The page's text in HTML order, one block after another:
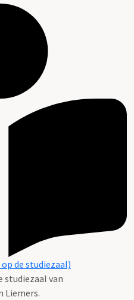
de studiezaal)
studiezaal van
Liemers.